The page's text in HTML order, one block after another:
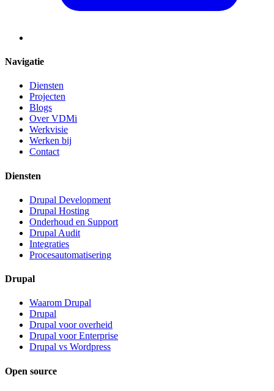
Navigatie
Diensten
Projecten
Blogs
Over VDMi
Werkvisie
Werken bij
Contact
Diensten
Drupal Development
Drupal Hosting
Onderhoud en Support
Drupal Audit
Integraties
Procesautomatisering
Drupal
Waarom Drupal
Drupal
Drupal voor overheid
Drupal voor Enterprise
Drupal vs Wordpress
Open source